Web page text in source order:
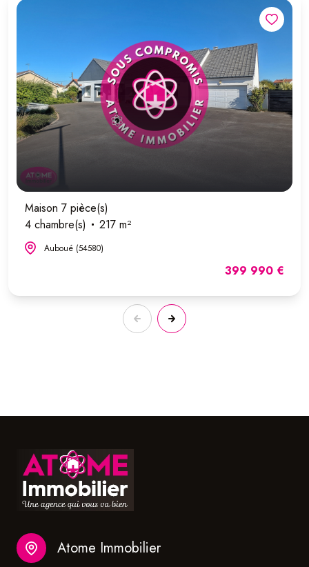
Maison 7 pièce(s)
4 chambre(s)
217 m²
Auboué (54580)
399 990 €
Atome Immobilier